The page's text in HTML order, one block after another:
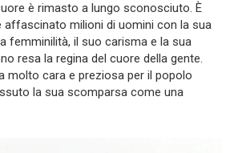
è rimasto a lungo sconosciuto. È
affascinato milioni di uomini con la sua
femminilità, il suo carisma e la sua
resa la regina del cuore della gente.
molto cara e preziosa per il popolo
la sua scomparsa come una